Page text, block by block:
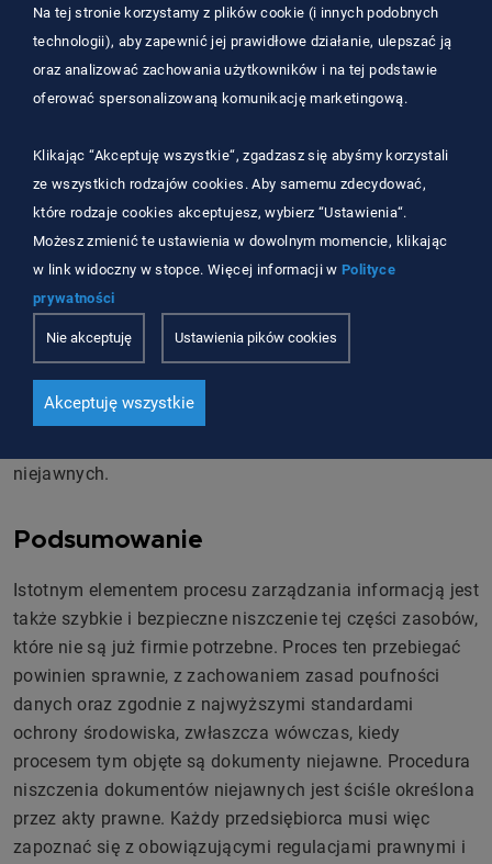
kompleksowych usługach niszczenia dokumentacji.
Chociaż przedsiębiorcy nie potrzebują na brakowanie
dokumentacji zgody archiwum państwowego, to jednak
nieodwracalne zniszczenie dokumentacji we własnym
dużych, decyduje się dziś na regularne zlecanie utylizacji
dokumentów niejawnych firmom specjalistycznym. Mają
one spore doświadczenie, wyspecjalizowaną kadrę i
niezbędną infrastrukturę (dedykowane niszczarnie i
maszyny do brakowania dokumentacji). Dlaczego warto
zdecydować się na niszczenie dokumentacji niejawnych
ze wsparciem specjalistów? Zyskujesz spokój i możesz
mieć pewność, że dokumenty są brakowane w sposób
wybrać firmy, które mają już spore doświadczenie w tym
niejawnych.
Podsumowanie
Istotnym elementem procesu zarządzania informacją jest
także szybkie i bezpieczne niszczenie tej części zasobów,
które nie są już firmie potrzebne. Proces ten przebiegać
powinien sprawnie, z zachowaniem zasad poufności
danych oraz zgodnie z najwyższymi standardami
ochrony środowiska, zwłaszcza wówczas, kiedy
procesem tym objęte są dokumenty niejawne. Procedura
niszczenia dokumentów niejawnych jest ściśle określona
przez akty prawne. Każdy przedsiębiorca musi więc
zapoznać się z obowiązującymi regulacjami prawnymi i
Na tej stronie korzystamy z plików cookie (i innych podobnych
technologii), aby zapewnić jej prawidłowe działanie, ulepszać ją
oraz analizować zachowania użytkowników i na tej podstawie
oferować spersonalizowaną komunikację marketingową.
Klikając “Akceptuję wszystkie“, zgadzasz się abyśmy korzystali
ze wszystkich rodzajów cookies. Aby samemu zdecydować,
które rodzaje cookies akceptujesz, wybierz “Ustawienia“.
Możesz zmienić te ustawienia w dowolnym momencie, klikając
w link widoczny w stopce. Więcej informacji wPolityce
prywatności
Nie akceptuję Ustawienia pików cookies
Akceptuję wszystkie